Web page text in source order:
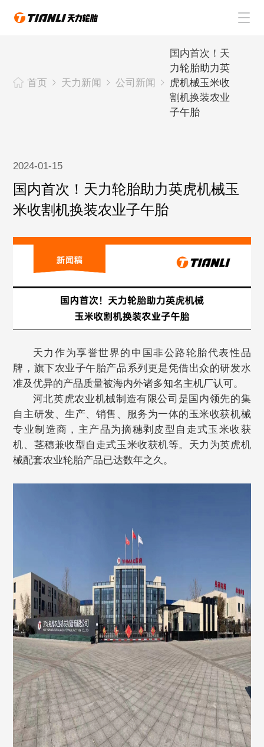
天力轮胎
联系天力
CN
首页 天力新闻 公司新闻
国内首次！天
力轮胎助力英
虎机械玉米收
割机换装农业
子午胎
2024-01-15
国内首次！天力轮胎助力英虎机械玉
米收割机换装农业子午胎
天力作为享誉世界的中国非公路轮胎代表性品
牌，旗下农业子午胎产品系列更是凭借出众的研发水
准及优异的产品质量被海内外诸多知名主机厂认可。
河北英虎农业机械制造有限公司是国内领先的集
自主研发、生产、销售、服务为一体的玉米收获机械
专业制造商，主产品为摘穗剥皮型自走式玉米收获
机、茎穗兼收型自走式玉米收获机等。天力为英虎机
械配套农业轮胎产品已达数年之久。